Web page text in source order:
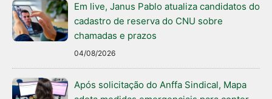
Em live, Janus Pablo atualiza candidatos do
cadastro de reserva do CNU sobre
chamadas e prazos
04/08/2026
Após solicitação do Anffa Sindical, Mapa